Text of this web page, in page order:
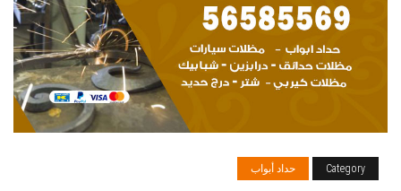
Category حداد أبواب